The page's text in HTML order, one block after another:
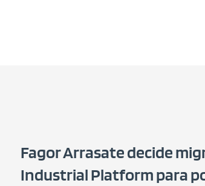
Fagor Arrasate decide
Industrial Platform para